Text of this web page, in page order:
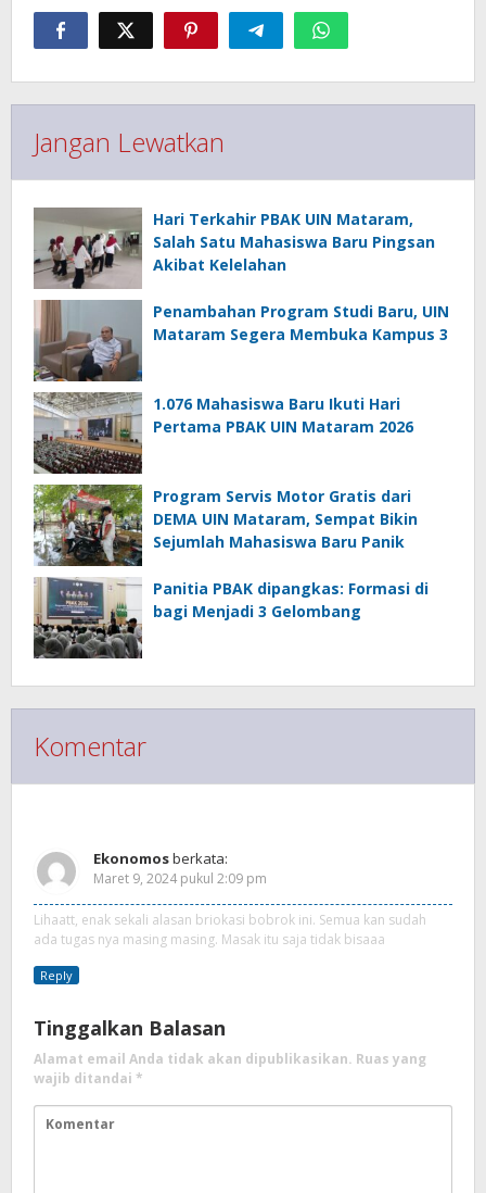
Jangan Lewatkan
Hari Terkahir PBAK UIN Mataram,
Salah Satu Mahasiswa Baru Pingsan
Akibat Kelelahan
Penambahan Program Studi Baru, UIN
Mataram Segera Membuka Kampus 3
1.076 Mahasiswa Baru Ikuti Hari
Pertama PBAK UIN Mataram 2026
Program Servis Motor Gratis dari
DEMA UIN Mataram, Sempat Bikin
Sejumlah Mahasiswa Baru Panik
Panitia PBAK dipangkas: Formasi di
bagi Menjadi 3 Gelombang
Komentar
Ekonomosberkata:
Maret 9, 2024 pukul 2:09 pm
Lihaatt, enak sekali alasan briokasi bobrok ini. Semua kan sudah
ada tugas nya masing masing. Masak itu saja tidak bisaaa
Reply
Tinggalkan Balasan
Alamat email Anda tidak akan dipublikasikan. Ruas yang
wajib ditandai *